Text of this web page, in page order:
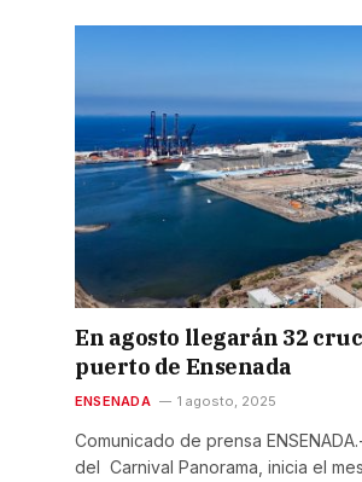
En agosto llegarán 32
puerto de Ensenada
ENSENADA 1 agosto, 2025
Comunicado de prensa
del Carnival Panorama, inicia el